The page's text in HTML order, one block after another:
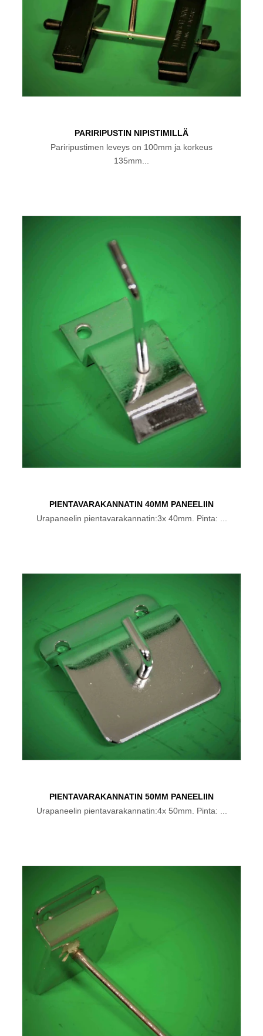
PARIRIPUSTIN NIPISTIMILLÄ
Pariripustimen leveys on 100mm ja korkeus
135mm...
PIENTAVARAKANNATIN 40MM PANEELIIN
Urapaneelin pientavarakannatin:3x 40mm. Pinta: ...
PIENTAVARAKANNATIN 50MM PANEELIIN
Urapaneelin pientavarakannatin:4x 50mm. Pinta: ...